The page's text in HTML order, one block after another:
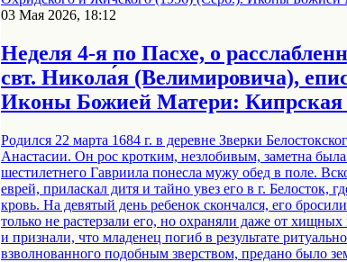
03 Мая 2026, 18:12
Неделя 4-я по Пасхе, о
свт. Никола́я (Велимировича),
Иконы Божией Матери: Кипрская
Родился 22 марта 1684 г. в деревне Зверки
Анастасии. Он рос кротким, незлобивым, заметна
шестилетнего Гавриила понесла мужу обед в поле.
еврей, приласкал дитя и тайно увез его в г. Белосток,
кровь. На девятый день ребенок скончался, его
только не растерзали его, но охраняли даже от
и признали, что младенец погиб в результате
взволнованного подобным зверством, предано было